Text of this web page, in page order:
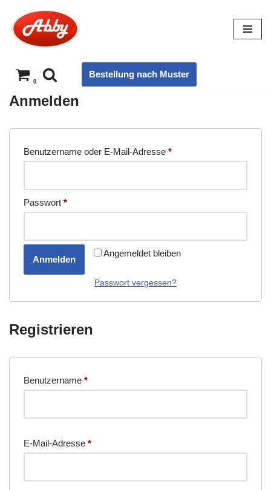
Zum
Inhalt
0
Bestellung nach Muster
Anmelden
Benutzername oder E-Mail-Adresse *
Passwort *
Angemeldet bleiben
Anmelden
Passwort vergessen?
Registrieren
Benutzername *
E-Mail-Adresse *